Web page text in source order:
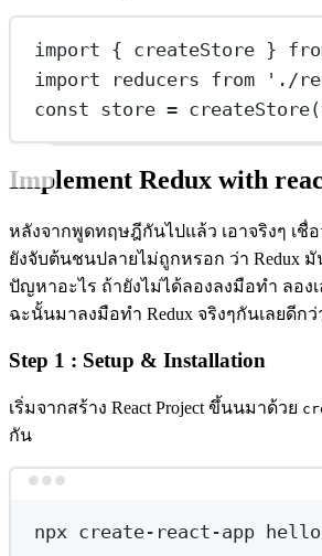
import { createStore }
import reducers from
'./
const store = createStore
Implement Redux with
หลังจากพูดทฤษฎีกันไปแล้ว เอาจริงๆ เชื่อ
ยังจับต้นชนปลายไม่ถูกหรอก ว่า Redux
ปัญหาอะไร ถ้ายังไม่ได้ลองลงมือทำ ลอง
ฉะนั้นมาลงมือทำ Redux จริงๆกันเลยดีกว่
Step 1 : Setup & Installation
เริ่มจากสร้าง React Project ขึ้นนมาด้วย
กัน
npx create-react-app